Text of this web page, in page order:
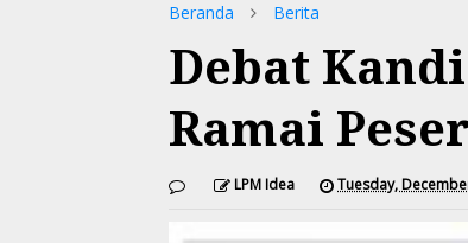
Beranda Berita
Debat
Ramai
LPM Idea Tuesday,